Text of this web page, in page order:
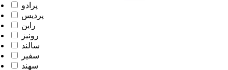
پرادو
پردیس
راین
رونیز
سالند
سفیر
سهند